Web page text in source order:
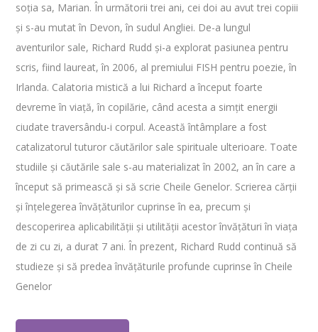
soția sa, Marian. În următorii trei ani, cei doi au avut trei copiii
și s-au mutat în Devon, în sudul Angliei. De-a lungul
aventurilor sale, Richard Rudd și-a explorat pasiunea pentru
scris, fiind laureat, în 2006, al premiului FISH pentru poezie, în
Irlanda. Calatoria mistică a lui Richard a început foarte
devreme în viață, în copilărie, când acesta a simțit energii
ciudate traversându-i corpul. Această întâmplare a fost
catalizatorul tuturor căutărilor sale spirituale ulterioare. Toate
studiile și căutările sale s-au materializat în 2002, an în care a
început să primească și să scrie Cheile Genelor. Scrierea cărții
și înțelegerea învățăturilor cuprinse în ea, precum și
descoperirea aplicabilității și utilității acestor învățături în viața
de zi cu zi, a durat 7 ani. În prezent, Richard Rudd continuă să
studieze și să predea învățăturile profunde cuprinse în Cheile
Genelor